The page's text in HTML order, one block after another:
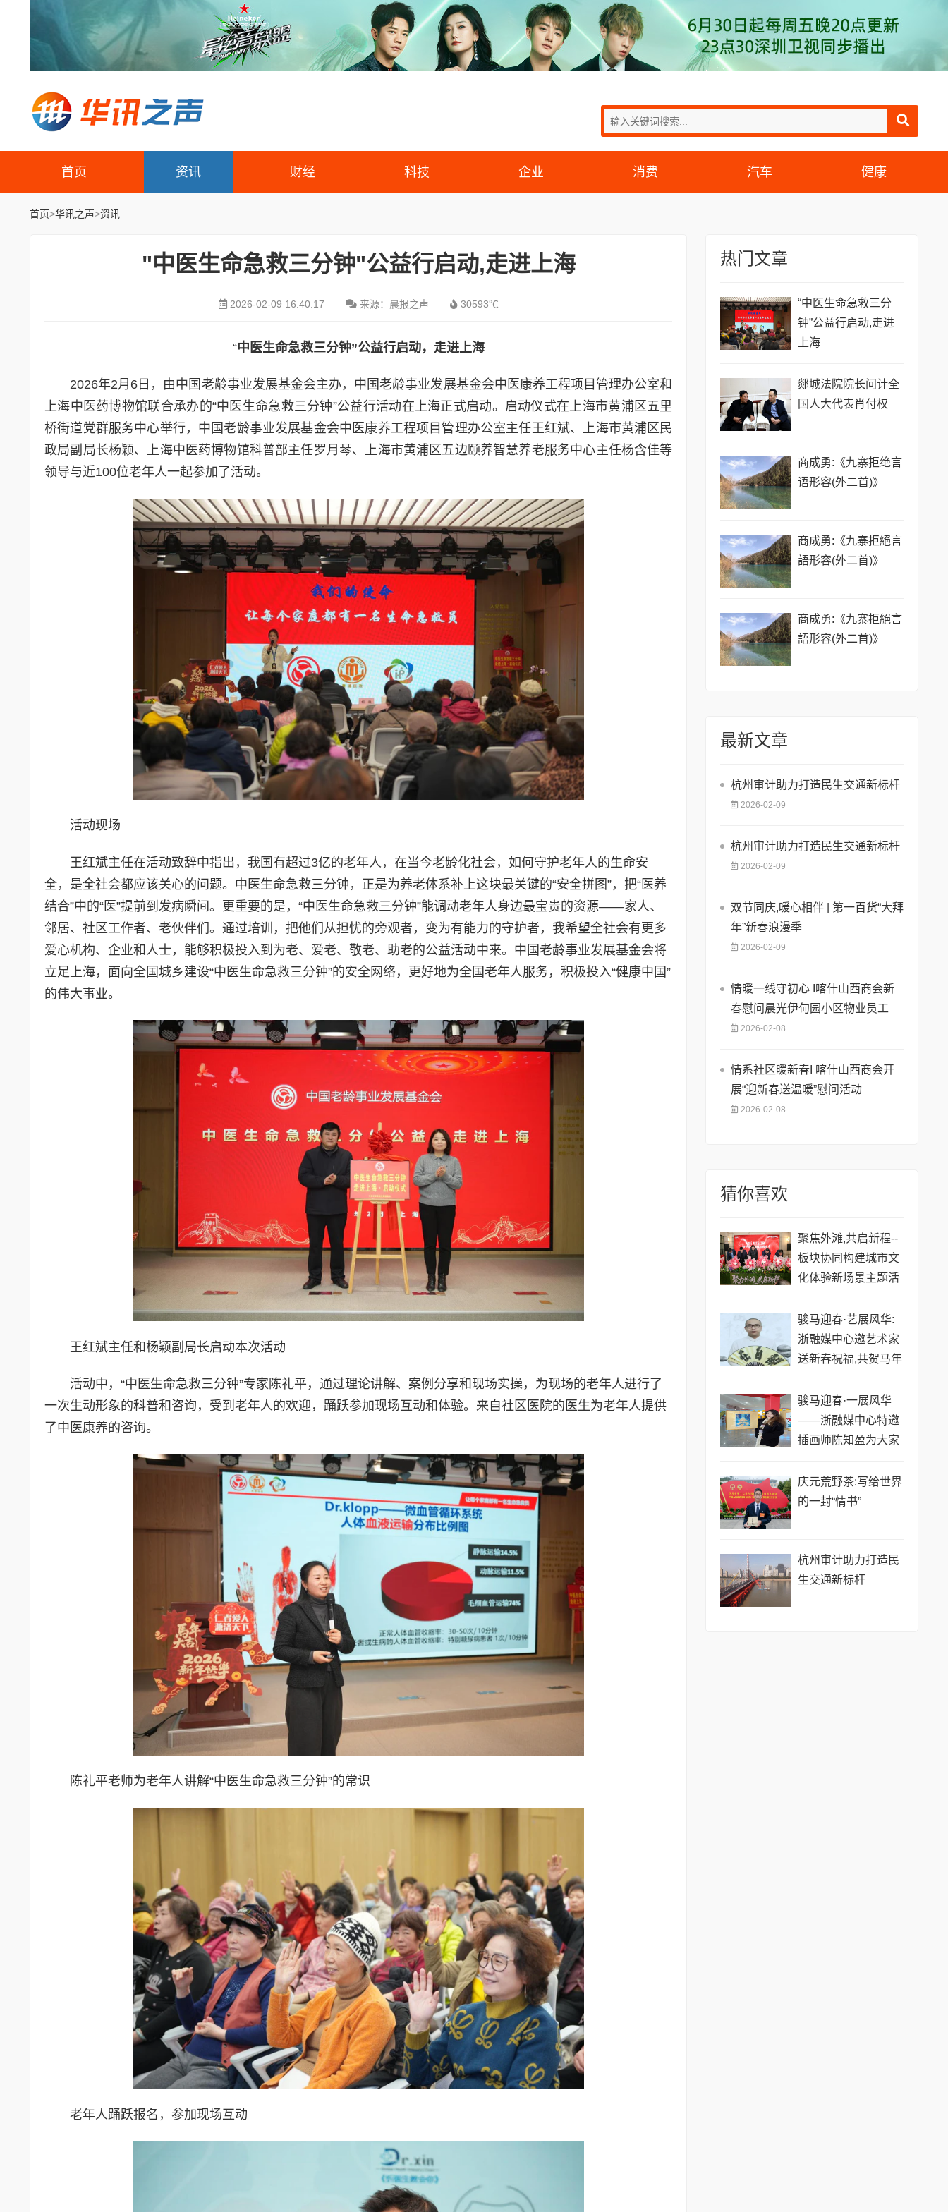
首页 资讯 财经 科技 企业 消费 汽车 健康
首页>华讯之声>资讯
"中医生命急救三分钟"公益行启动,走进上海
2026-02-09 16:40:17 来源：晨报之声 30593℃
“中医生命急救三分钟”公益行启动，走进上海
2026年2月6日，由中国老龄事业发展基金会主办，中国老龄事业发展基金会中医康养工程项目管理办公室和
上海中医药博物馆联合承办的“中医生命急救三分钟”公益行活动在上海正式启动。启动仪式在上海市黄浦区五里
桥街道党群服务中心举行，中国老龄事业发展基金会中医康养工程项目管理办公室主任王红斌、上海市黄浦区民
政局副局长杨颖、上海中医药博物馆科普部主任罗月琴、上海市黄浦区五边颐养智慧养老服务中心主任杨含佳等
领导与近100位老年人一起参加了活动。
活动现场
王红斌主任在活动致辞中指出，我国有超过3亿的老年人，在当今老龄化社会，如何守护老年人的生命安
全，是全社会都应该关心的问题。中医生命急救三分钟，正是为养老体系补上这块最关键的“安全拼图”，把“医养
结合”中的“医”提前到发病瞬间。更重要的是，“中医生命急救三分钟”能调动老年人身边最宝贵的资源——家人、
邻居、社区工作者、老伙伴们。通过培训，把他们从担忧的旁观者，变为有能力的守护者，我希望全社会有更多
爱心机构、企业和人士，能够积极投入到为老、爱老、敬老、助老的公益活动中来。中国老龄事业发展基金会将
立足上海，面向全国城乡建设“中医生命急救三分钟”的安全网络，更好地为全国老年人服务，积极投入“健康中国”
的伟大事业。
王红斌主任和杨颖副局长启动本次活动
活动中，“中医生命急救三分钟”专家陈礼平，通过理论讲解、案例分享和现场实操，为现场的老年人进行了
一次生动形象的科普和咨询，受到老年人的欢迎，踊跃参加现场互动和体验。来自社区医院的医生为老年人提供
了中医康养的咨询。
陈礼平老师为老年人讲解“中医生命急救三分钟”的常识
老年人踊跃报名，参加现场互动
热门文章
“中医生命急救三分
钟”公益行启动,走进
上海
​郯城法院院长问计全
国人大代表肖付权
商成勇:《九寨拒绝言
语形容(外二首)》
商成勇:《九寨拒絕言
語形容(外二首)》
商成勇:《九寨拒絕言
語形容(外二首)》
最新文章
杭州审计助力打造民生交通新标杆
2026-02-09
杭州审计助力打造民生交通新标杆
2026-02-09
双节同庆,暖心相伴 | 第一百货“大拜
年”新春浪漫季
2026-02-09
情暖一线守初心 I喀什山西商会新
春慰问晨光伊甸园小区物业员工
2026-02-08
情系社区暖新春I 喀什山西商会开
展“迎新春送温暖”慰问活动
2026-02-08
猜你喜欢
聚焦外滩,共启新程--
板块协同构建城市文
化体验新场景主题活
骏马迎春·艺展风华:
浙融媒中心邀艺术家
送新春祝福,共贺马年
骏马迎春·一展风华
——浙融媒中心特邀
插画师陈知盈为大家
祥瑞
庆元荒野茶:写给世界
的一封“情书”
​杭州审计助力打造民
生交通新标杆